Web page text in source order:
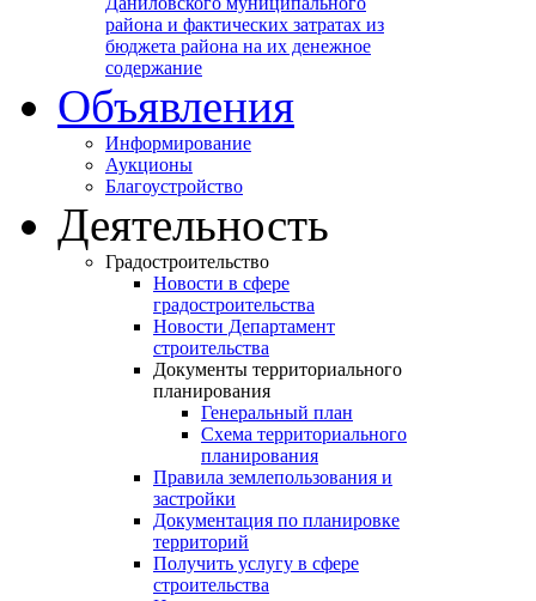
района и фактических затратах из
бюджета района на их денежное
содержание
Объявления
Информирование
Аукционы
Благоустройство
Деятельность
Градостроительство
Новости в сфере
градостроительства
Новости Департамент
строительства
Документы территориального
планирования
Генеральный план
Схема территориального
планирования
Правила землепользования и
застройки
Документация по планировке
территорий
Получить услугу в сфере
строительства